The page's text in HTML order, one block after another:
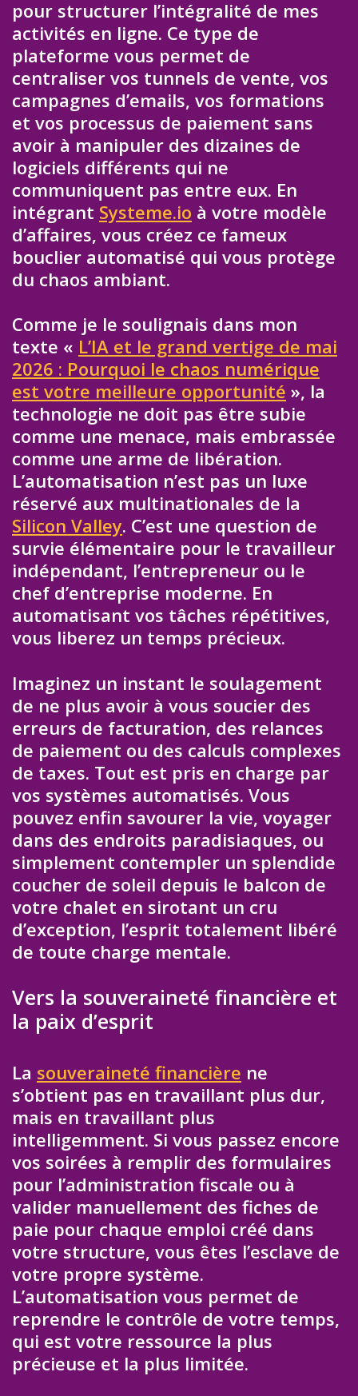
pour structurer l’intégralité de mes
activités en ligne. Ce type de
plateforme vous permet de
centraliser vos tunnels de vente, vos
campagnes d’emails, vos formations
et vos processus de paiement sans
avoir à manipuler des dizaines de
logiciels différents qui ne
communiquent pas entre eux. En
intégrant Systeme.io à votre modèle
d’affaires, vous créez ce fameux
bouclier automatisé qui vous protège
du chaos ambiant.
Comme je le soulignais dans mon
texte « L’IA et le grand vertige de mai
2026 : Pourquoi le chaos numérique
est votre meilleure opportunité », la
technologie ne doit pas être subie
comme une menace, mais embrassée
comme une arme de libération.
L’automatisation n’est pas un luxe
réservé aux multinationales de la
Silicon Valley. C’est une question de
survie élémentaire pour le travailleur
indépendant, l’entrepreneur ou le
chef d’entreprise moderne. En
automatisant vos tâches répétitives,
vous liberez un temps précieux.
Imaginez un instant le soulagement
de ne plus avoir à vous soucier des
erreurs de facturation, des relances
de paiement ou des calculs complexes
de taxes. Tout est pris en charge par
vos systèmes automatisés. Vous
pouvez enfin savourer la vie, voyager
dans des endroits paradisiaques, ou
simplement contempler un splendide
coucher de soleil depuis le balcon de
votre chalet en sirotant un cru
d’exception, l’esprit totalement libéré
de toute charge mentale.
Vers la souveraineté financière et
la paix d’esprit
La souveraineté financière ne
s’obtient pas en travaillant plus dur,
mais en travaillant plus
intelligemment. Si vous passez encore
vos soirées à remplir des formulaires
pour l’administration fiscale ou à
valider manuellement des fiches de
paie pour chaque emploi créé dans
votre structure, vous êtes l’esclave de
votre propre système.
L’automatisation vous permet de
reprendre le contrôle de votre temps,
qui est votre ressource la plus
précieuse et la plus limitée.